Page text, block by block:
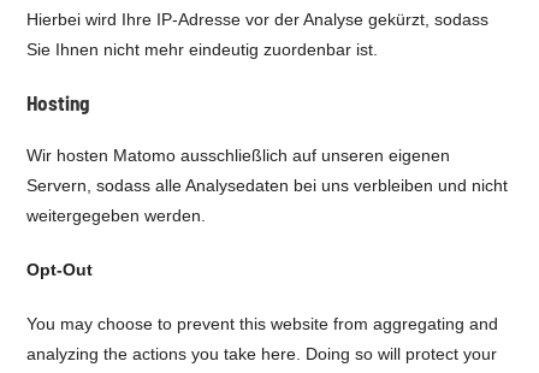
Hierbei wird Ihre IP-Adresse vor der Analyse gekürzt, sodass
Sie Ihnen nicht mehr eindeutig zuordenbar ist.
Hosting
Wir hosten Matomo ausschließlich auf unseren eigenen
Servern, sodass alle Analysedaten bei uns verbleiben und nicht
weitergegeben werden.
Opt-Out
You may choose to prevent this website from aggregating and
analyzing the actions you take here. Doing so will protect your